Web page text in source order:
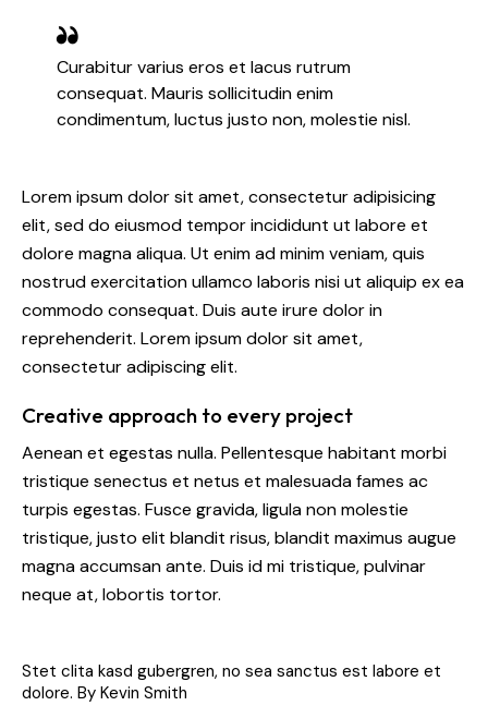
Curabitur varius eros et lacus rutrum
consequat. Mauris sollicitudin enim
condimentum, luctus justo non, molestie nisl.
Lorem ipsum dolor sit amet, consectetur adipisicing
elit, sed do eiusmod tempor incididunt ut labore et
dolore magna aliqua. Ut enim ad minim veniam, quis
nostrud exercitation ullamco laboris nisi ut aliquip ex ea
commodo consequat. Duis aute irure dolor in
reprehenderit. Lorem ipsum dolor sit amet,
consectetur adipiscing elit.
Creative approach to every project
Aenean et egestas nulla. Pellentesque habitant morbi
tristique senectus et netus et malesuada fames ac
turpis egestas. Fusce gravida, ligula non molestie
tristique, justo elit blandit risus, blandit maximus augue
magna accumsan ante. Duis id mi tristique, pulvinar
neque at, lobortis tortor.
Stet clita kasd gubergren, no sea sanctus est labore et
dolore. By Kevin Smith